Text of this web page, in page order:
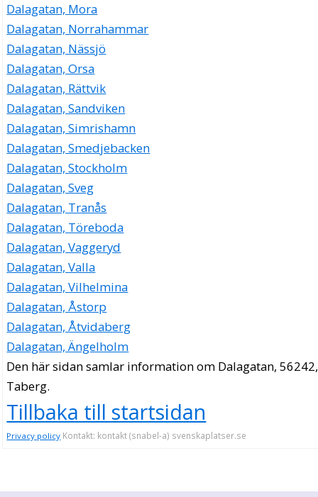
Dalagatan, Mora
Dalagatan, Norrahammar
Dalagatan, Nässjö
Dalagatan, Orsa
Dalagatan, Rättvik
Dalagatan, Sandviken
Dalagatan, Simrishamn
Dalagatan, Smedjebacken
Dalagatan, Stockholm
Dalagatan, Sveg
Dalagatan, Tranås
Dalagatan, Töreboda
Dalagatan, Vaggeryd
Dalagatan, Valla
Dalagatan, Vilhelmina
Dalagatan, Åstorp
Dalagatan, Åtvidaberg
Dalagatan, Ängelholm
Den här sidan samlar information om Dalagatan, 56242,
Taberg.
Tillbaka till startsidan
Privacy policy Kontakt: kontakt (snabel-a) svenskaplatser.se